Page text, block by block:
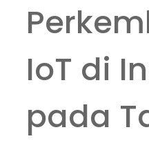
IoT di
pada